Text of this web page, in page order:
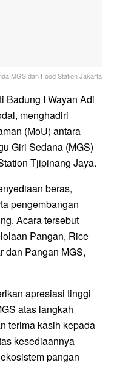
MGS dan Food Station Jakarta
Badung I Wayan Adi
menghadiri
(MoU) antara
Giri Sedana (MGS)
Tjipinang Jaya.
beras,
pengembangan
Acara tersebut
Pangan, Rice
dan Pangan MGS,
apresiasi tinggi
atas langkah
terima kasih kepada
kesediaannya
pangan